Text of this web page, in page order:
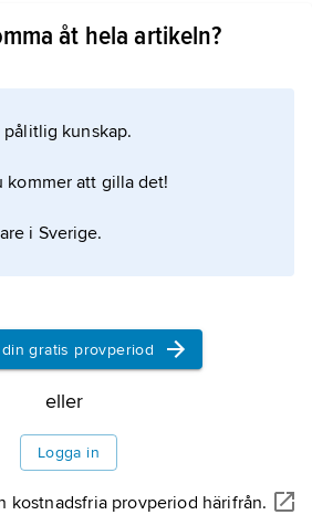
åt hela artikeln?
kunskap.
kommer att gilla det!
i Sverige.
din gratis provperiod
eller
Logga in
kostnadsfria provperiod härifrån.